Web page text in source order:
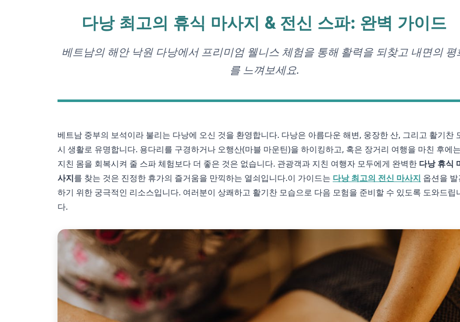
다낭 최고의 휴식 마사지 & 전신 스파: 완벽 가이드
베트남의 해안 낙원 다낭에서 프리미엄 웰니스 체험을 통해 활력을 되찾고 내면의 평
를 느껴보세요.
베트남 중부의 보석이라 불리는 다낭에 오신 것을 환영합니다. 다낭은 아름다운 해변, 웅장한 산, 그리고 활기찬
시 생활로 유명합니다. 용다리를 구경하거나 오행산(마블 마운틴)을 하이킹하고, 혹은 장거리 여행을 마친 후에는
지친 몸을 회복시켜 줄 스파 체험보다 더 좋은 것은 없습니다. 관광객과 지친 여행자 모두에게 완벽한 다낭 휴식
사지를 찾는 것은 진정한 휴가의 즐거움을 만끽하는 열쇠입니다.이 가이드는 다낭 최고의 전신 마사지 옵션을 발
하기 위한 궁극적인 리소스입니다. 여러분이 상쾌하고 활기찬 모습으로 다음 모험을 준비할 수 있도록 도와드립
다.